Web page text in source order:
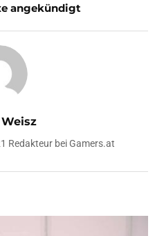
angekündigt
Redakteur bei Gamers.at